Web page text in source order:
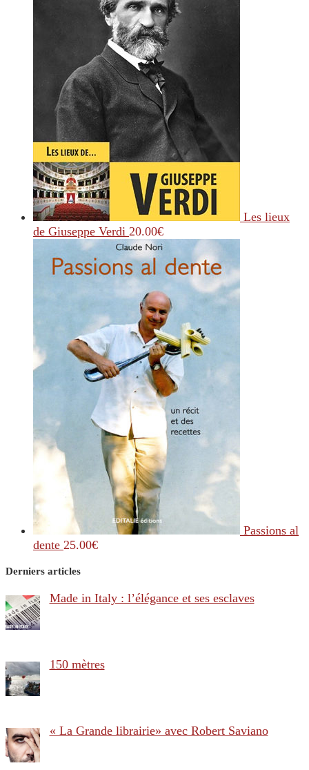
Les lieux
de Giuseppe Verdi 20.00€
Passions al
dente 25.00€
Derniers articles
Made in Italy : l’élégance et ses esclaves
150 mètres
« La Grande librairie» avec Robert Saviano